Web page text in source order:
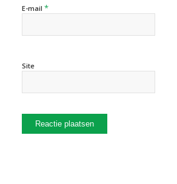
E-mail *
Site